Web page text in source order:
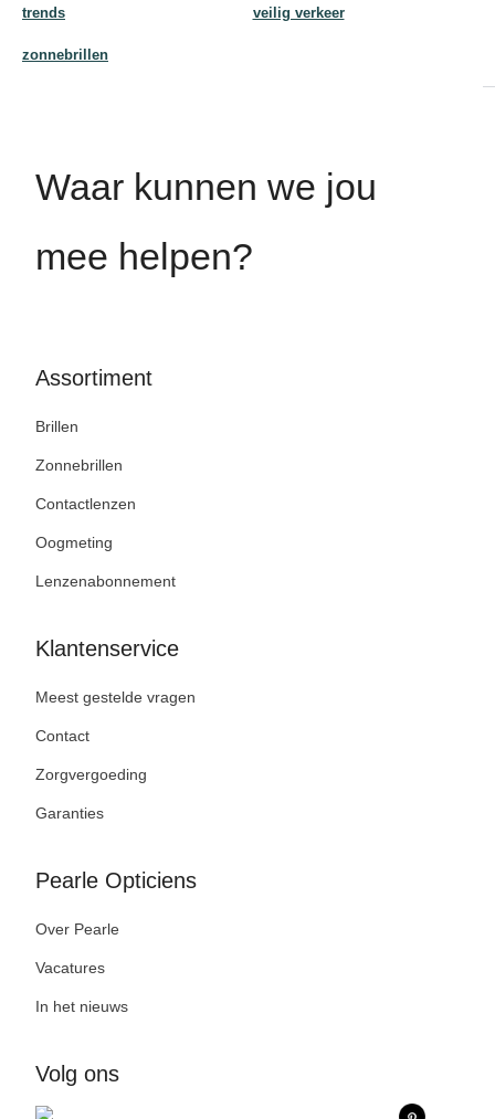
trends veilig verkeer
zonnebrillen
Waar kunnen we jou
mee helpen?
Assortiment
Brillen
Zonnebrillen
Contactlenzen
Oogmeting
Lenzenabonnement
Klantenservice
Meest gestelde vragen
Contact
Zorgvergoeding
Garanties
Pearle Opticiens
Over Pearle
Vacatures
In het nieuws
Volg ons